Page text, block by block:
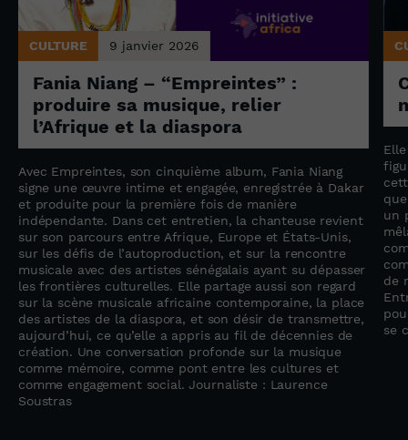
CULTURE 9 janvier 2026
Fania Niang – “Empreintes” :
produire sa musique, relier
l’Afrique et la diaspora
Avec Empreintes, son cinquième album, Fania Niang
signe une œuvre intime et engagée, enregistrée à Dakar
et produite pour la première fois de manière
indépendante. Dans cet entretien, la chanteuse revient
sur son parcours entre Afrique, Europe et États-Unis,
sur les défis de l’autoproduction, et sur la rencontre
musicale avec des artistes sénégalais ayant su dépasser
les frontières culturelles. Elle partage aussi son regard
sur la scène musicale africaine contemporaine, la place
des artistes de la diaspora, et son désir de transmettre,
aujourd’hui, ce qu’elle a appris au fil de décennies de
création. Une conversation profonde sur la musique
comme mémoire, comme pont entre les cultures et
comme engagement social. Journaliste : Laurence
Soustras
un
de
se